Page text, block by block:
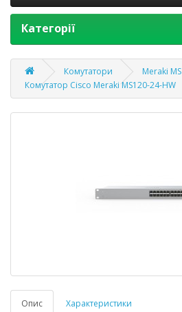
Категорії
Комутатори
Meraki MS
Комутатор Cisco Meraki MS120-24-HW
Опис Характеристики